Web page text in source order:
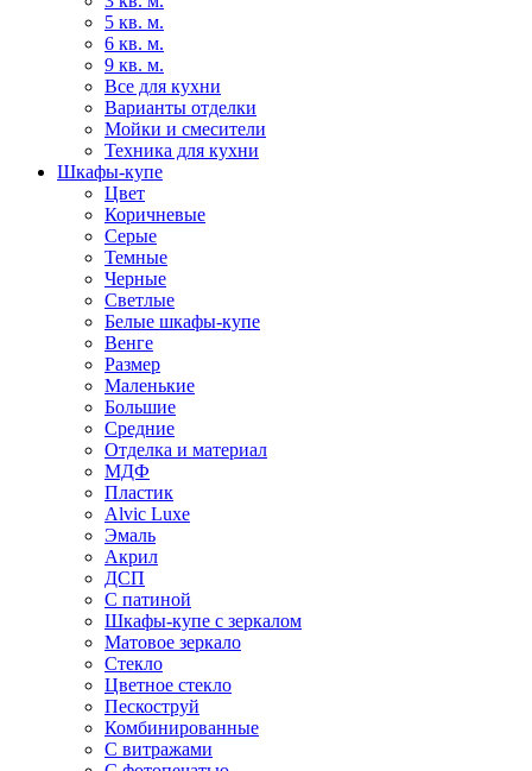
5 кв. м.
6 кв. м.
9 кв. м.
Все для кухни
Варианты отделки
Мойки и смесители
Техника для кухни
Шкафы-купе
Цвет
Коричневые
Серые
Темные
Черные
Светлые
Белые шкафы-купе
Венге
Размер
Маленькие
Большие
Средние
Отделка и материал
МДФ
Пластик
Alvic Luxe
Эмаль
Акрил
ДСП
С патиной
Шкафы-купе с зеркалом
Матовое зеркало
Стекло
Цветное стекло
Пескоструй
Комбинированные
С витражами